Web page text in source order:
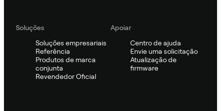
Soluções
Soluções empresariais
Referência
Produtos de marca
conjunta
Revendedor Oficial
Apoiar
Centro de ajuda
Envie uma solicitação
Atualização de
firmware